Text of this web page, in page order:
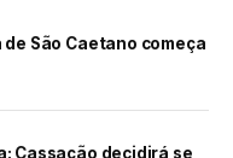
São Caetano começa
Cassação decidirá se